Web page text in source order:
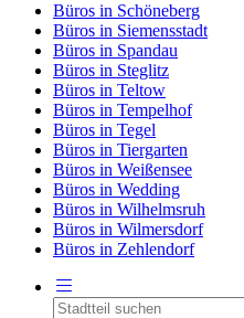
Büros in Schöneberg
Büros in Siemensstadt
Büros in Spandau
Büros in Steglitz
Büros in Teltow
Büros in Tempelhof
Büros in Tegel
Büros in Tiergarten
Büros in Weißensee
Büros in Wedding
Büros in Wilhelmsruh
Büros in Wilmersdorf
Büros in Zehlendorf